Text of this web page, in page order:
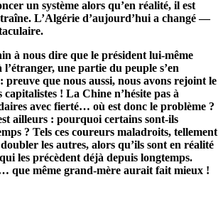
un système alors qu’en réalité, il est
L’Algérie d’aujourd’hui a changé —
à nous dire que le président lui-même
l’étranger, une partie du peuple s’en
que nous aussi, nous avons rejoint le
capitalistes ! La Chine n’hésite pas à
avec fierté… où est donc le problème ?
ailleurs : pourquoi certains sont-ils
? Tels ces coureurs maladroits, tellement
les autres, alors qu’ils sont en réalité
les précèdent déjà depuis longtemps.
que même grand-mère aurait fait mieux !